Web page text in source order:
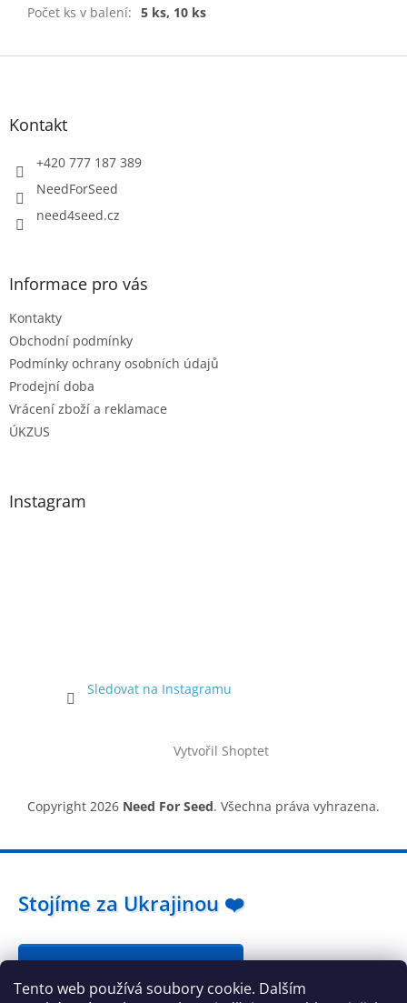
Tento web používá soubory cookie. Dalším
Počet ks v balení: 5 ks, 10 ks
Z
Kontakt
+420 777 187 389
NeedForSeed
need4seed.cz
Informace pro vás
Kontakty
Obchodní podmínky
Podmínky ochrany osobních údajů
Prodejní doba
Vrácení zboží a reklamace
ÚKZUS
Instagram
Sledovat na Instagramu
Vytvořil Shoptet
Copyright 2026 Need For Seed. Všechna práva vyhrazena.
Stojíme za Ukrajinou ❤️